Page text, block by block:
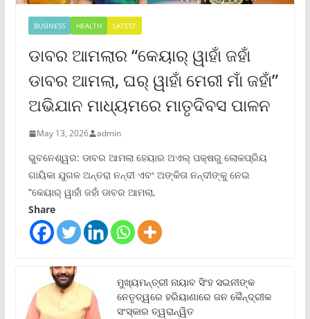
BUSINESS HEALTH LATEST
ଡାବର ଆମଲାର “କେୟାର୍ ୱାହାଁ ଜହାଁ
ଡାବର ଆମଲା, ଘର୍ ୱାହାଁ ମେରୀ ମାଁ ଜହାଁ”
ଅଭିଯାନ ମାଧ୍ୟମରେ ମାତୃଦିବସ ପାଳନ
May 13, 2026 admin
ଭୁବନେଶ୍ୱର: ଡାବର ଆମଲା ହେୟାର ଅଏଲ୍ ପକ୍ଷରୁ ଲୋକପ୍ରିୟ
ଗାୟିକା ଯୁଗଳ ଅନ୍ତରା ନନ୍ଦୀ ଏବଂ ଅଙ୍କିତା ନନ୍ଦୀଙ୍କୁ ନେଇ
“କେୟାର୍ ୱାହାଁ ଜହାଁ ଡାବର ଆମଲା,
Share
ମୁଖ୍ୟମନ୍ତ୍ରୀ ନାୟାବ ସିଂହ ସଇନୀଙ୍କ
ନେତୃତ୍ୱରେ ହରିୟାଣାରେ ଜନ କୈନ୍ଦ୍ରୀକ
ସଂସ୍କାର ତ୍ୱରାନ୍ୱିତ